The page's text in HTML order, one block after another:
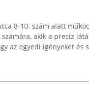
8-10. szám alatt
akik a precíz
az egyedi igényeket és